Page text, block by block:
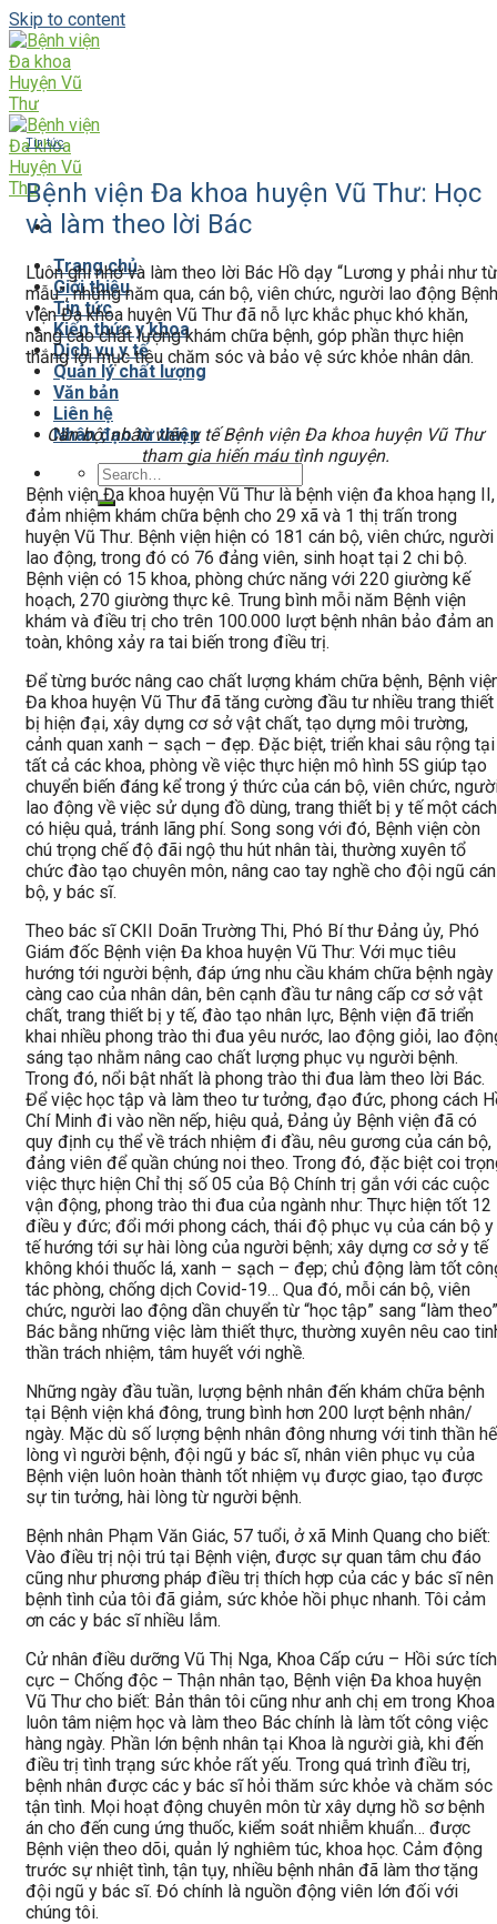
Skip to content
Trang chủ
Giới thiệu
Tin tức
Kiến thức y khoa
Dịch vụ y tế
Quản lý chất lượng
Văn bản
Liên hệ
Nhân đạo từ thiện
Tin tức
Bệnh viện Đa khoa huyện Vũ Thư: Học
và làm theo lời Bác
Luôn ghi nhớ và làm theo lời Bác Hồ dạy “Lương y phải như từ
mẫu”, những năm qua, cán bộ, viên chức, người lao động Bệnh
viện Đa khoa huyện Vũ Thư đã nỗ lực khắc phục khó khăn,
nâng cao chất lượng khám chữa bệnh, góp phần thực hiện
thắng lợi mục tiêu chăm sóc và bảo vệ sức khỏe nhân dân.
Cán bộ, nhân viên y tế Bệnh viện Đa khoa huyện Vũ Thư
tham gia hiến máu tình nguyện.
Bệnh viện Đa khoa huyện Vũ Thư là bệnh viện đa khoa hạng II,
đảm nhiệm khám chữa bệnh cho 29 xã và 1 thị trấn trong
huyện Vũ Thư. Bệnh viện hiện có 181 cán bộ, viên chức, người
lao động, trong đó có 76 đảng viên, sinh hoạt tại 2 chi bộ.
Bệnh viện có 15 khoa, phòng chức năng với 220 giường kế
hoạch, 270 giường thực kê. Trung bình mỗi năm Bệnh viện
khám và điều trị cho trên 100.000 lượt bệnh nhân bảo đảm an
toàn, không xảy ra tai biến trong điều trị.
Để từng bước nâng cao chất lượng khám chữa bệnh, Bệnh
Đa khoa huyện Vũ Thư đã tăng cường đầu tư nhiều trang thiết
bị hiện đại, xây dựng cơ sở vật chất, tạo dựng môi trường,
cảnh quan xanh – sạch – đẹp. Đặc biệt, triển khai sâu rộng tại
tất cả các khoa, phòng về việc thực hiện mô hình 5S giúp tạo
chuyển biến đáng kể trong ý thức của cán bộ, viên chức,
lao động về việc sử dụng đồ dùng, trang thiết bị y tế một cách
có hiệu quả, tránh lãng phí. Song song với đó, Bệnh viện còn
chú trọng chế độ đãi ngộ thu hút nhân tài, thường xuyên tổ
chức đào tạo chuyên môn, nâng cao tay nghề cho đội ngũ cán
bộ, y bác sĩ.
Theo bác sĩ CKII Doãn Trường Thi, Phó Bí thư Đảng ủy, Phó
Giám đốc Bệnh viện Đa khoa huyện Vũ Thư: Với mục tiêu
hướng tới người bệnh, đáp ứng nhu cầu khám chữa bệnh ngày
càng cao của nhân dân, bên cạnh đầu tư nâng cấp cơ sở vật
chất, trang thiết bị y tế, đào tạo nhân lực, Bệnh viện đã triển
khai nhiều phong trào thi đua yêu nước, lao động giỏi, lao
sáng tạo nhằm nâng cao chất lượng phục vụ người bệnh.
Trong đó, nổi bật nhất là phong trào thi đua làm theo lời Bác.
Để việc học tập và làm theo tư tưởng, đạo đức, phong cách
Chí Minh đi vào nền nếp, hiệu quả, Đảng ủy Bệnh viện đã có
quy định cụ thể về trách nhiệm đi đầu, nêu gương của cán bộ,
đảng viên để quần chúng noi theo. Trong đó, đặc biệt coi
việc thực hiện Chỉ thị số 05 của Bộ Chính trị gắn với các cuộc
vận động, phong trào thi đua của ngành như: Thực hiện tốt 12
điều y đức; đổi mới phong cách, thái độ phục vụ của cán bộ y
tế hướng tới sự hài lòng của người bệnh; xây dựng cơ sở y tế
không khói thuốc lá, xanh – sạch – đẹp; chủ động làm tốt
tác phòng, chống dịch Covid-19… Qua đó, mỗi cán bộ, viên
chức, người lao động dần chuyển từ “học tập” sang “làm theo”
Bác bằng những việc làm thiết thực, thường xuyên nêu cao
thần trách nhiệm, tâm huyết với nghề.
Những ngày đầu tuần, lượng bệnh nhân đến khám chữa bệnh
tại Bệnh viện khá đông, trung bình hơn 200 lượt bệnh nhân/
ngày. Mặc dù số lượng bệnh nhân đông nhưng với tinh thần
lòng vì người bệnh, đội ngũ y bác sĩ, nhân viên phục vụ của
Bệnh viện luôn hoàn thành tốt nhiệm vụ được giao, tạo được
sự tin tưởng, hài lòng từ người bệnh.
Bệnh nhân Phạm Văn Giác, 57 tuổi, ở xã Minh Quang cho biết:
Vào điều trị nội trú tại Bệnh viện, được sự quan tâm chu đáo
cũng như phương pháp điều trị thích hợp của các y bác sĩ nên
bệnh tình của tôi đã giảm, sức khỏe hồi phục nhanh. Tôi cảm
ơn các y bác sĩ nhiều lắm.
Cử nhân điều dưỡng Vũ Thị Nga, Khoa Cấp cứu – Hồi sức tích
cực – Chống độc – Thận nhân tạo, Bệnh viện Đa khoa huyện
Vũ Thư cho biết: Bản thân tôi cũng như anh chị em trong Khoa
luôn tâm niệm học và làm theo Bác chính là làm tốt công việc
hàng ngày. Phần lớn bệnh nhân tại Khoa là người già, khi đến
điều trị tình trạng sức khỏe rất yếu. Trong quá trình điều trị,
bệnh nhân được các y bác sĩ hỏi thăm sức khỏe và chăm sóc
tận tình. Mọi hoạt động chuyên môn từ xây dựng hồ sơ bệnh
án cho đến cung ứng thuốc, kiểm soát nhiễm khuẩn… được
Bệnh viện theo dõi, quản lý nghiêm túc, khoa học. Cảm động
trước sự nhiệt tình, tận tụy, nhiều bệnh nhân đã làm thơ tặng
đội ngũ y bác sĩ. Đó chính là nguồn động viên lớn đối với
chúng tôi.